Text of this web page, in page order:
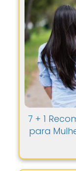
7 + 1
para